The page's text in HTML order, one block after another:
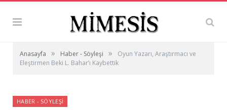
Anasayfa » Haber - Söyleşi »
Oyun Yazarı, Araştırmacı ve
Eleştirmen Beki L. Bahar’ı Kaybettik
HABER - SÖYLEŞI